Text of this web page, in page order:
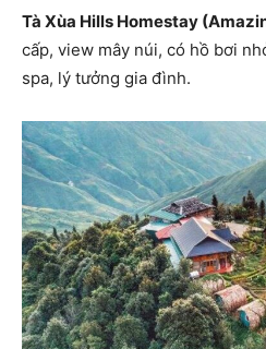
Tà Xùa Hills Homestay
cấp, view mây núi, có hồ bơi
spa, lý tưởng gia đình.